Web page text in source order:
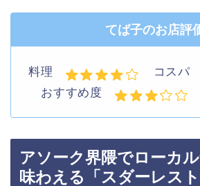
てば子のお店評
料理
コスパ
おすすめ度
アソーク界隈でローカ
味わえる「スダーレス